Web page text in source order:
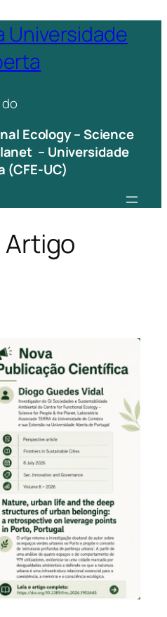
Universidade
do
Ecology – Science
– Universidade
(CFE-UC)
Artigo